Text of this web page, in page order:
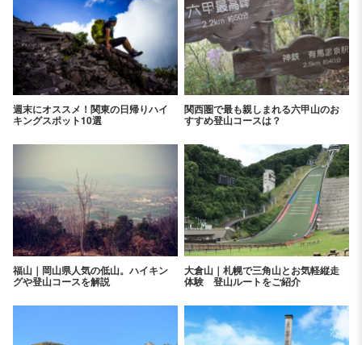
週末にオススメ！関東の日帰りハイ
キングスポット10選
関西圏で最も親しまれる六甲山のお
すすめ登山コースは？
福山｜岡山県人気の低山。ハイキン
グや登山コースを解説
大倉山｜札幌で三角山とお気軽縦走
体験 登山ルートをご紹介